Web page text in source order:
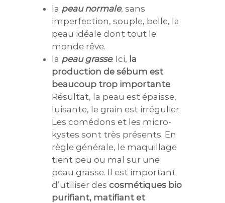
la peau normale, sans
imperfection, souple, belle, la
peau idéale dont tout le
monde rêve.
la peau grasse. Ici, la
production de sébum est
beaucoup trop importante.
Résultat, la peau est épaisse,
luisante, le grain est irrégulier.
Les comédons et les micro-
kystes sont très présents. En
règle générale, le maquillage
tient peu ou mal sur une
peau grasse. Il est important
d’utiliser des cosmétiques bio
purifiant, matifiant et